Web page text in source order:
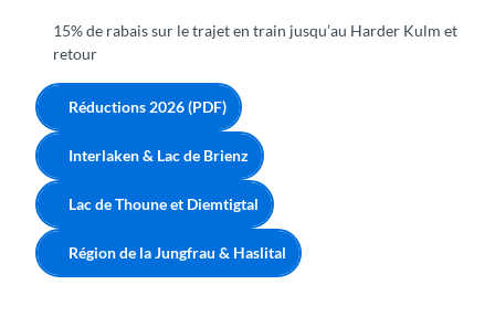
15% de rabais sur le trajet en train jusqu’au Harder Kulm et
retour
Réductions 2026 (PDF)
Interlaken & Lac de Brienz
Lac de Thoune et Diemtigtal
Région de la Jungfrau & Haslital